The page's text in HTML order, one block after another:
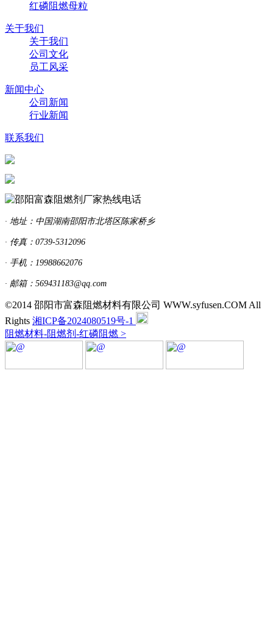
红磷阻燃母粒
关于我们
关于我们
公司文化
员工风采
新闻中心
公司新闻
行业新闻
联系我们
· 地址：中国湖南邵阳市北塔区陈家桥乡
· 传真：0739-5312096
· 手机：19988662076
· 邮箱：569431183@qq.com
©2014 邵阳市富森阻燃材料有限公司 WWW.syfusen.COM All
Rights 湘ICP备2024080519号-1
阻燃材料-阻燃剂-红磷阻燃 >